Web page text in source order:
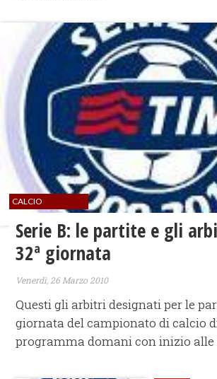
CALCIO
Serie B: le partite e gli
32ª giornata
Venerdì, 26 Marzo 2010
Questi gli arbitri designati per le
giornata del campionato di calcio
programma domani con inizio alle